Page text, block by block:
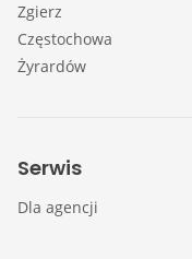
Zgierz
Częstochowa
Żyrardów
Serwis
Dla agencji